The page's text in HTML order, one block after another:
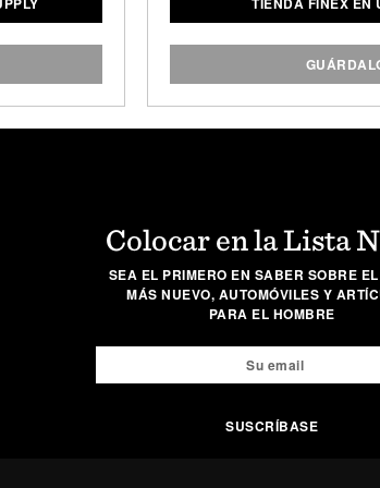
el espacio
apariencia moderna
versátil y duradero, que
Colocar en la Lista
SEA EL PRIMERO EN SABER SOBRE
MÁS NUEVO, AUTOMÓVILES Y
PARA EL HOMBRE